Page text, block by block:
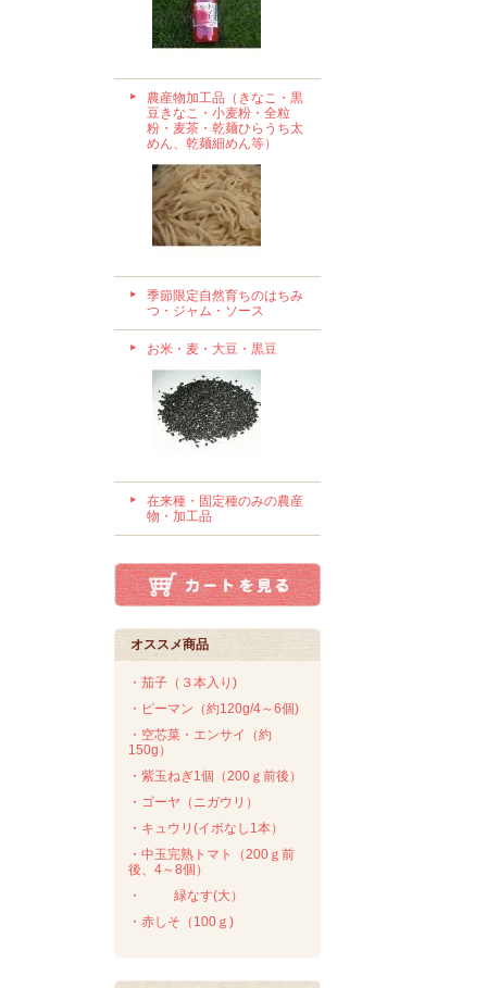
農産物加工品（きなこ・黒
豆きなこ・小麦粉・全粒
粉・麦茶・乾麺ひらうち太
めん、乾麺細めん等）
季節限定自然育ちのはちみ
つ・ジャム・ソース
お米・麦・大豆・黒豆
在来種・固定種のみの農産
物・加工品
オススメ商品
・茄子（３本入り)
・ピーマン（約120g/4～6個)
・空芯菜・エンサイ（約
150g）
・紫玉ねぎ1個（200ｇ前後）
・ゴーヤ（ニガウリ）
・キュウリ(イボなし1本）
・中玉完熟トマト（200ｇ前
後、4～8個）
・
緑なす(大）
・赤しそ（100ｇ)